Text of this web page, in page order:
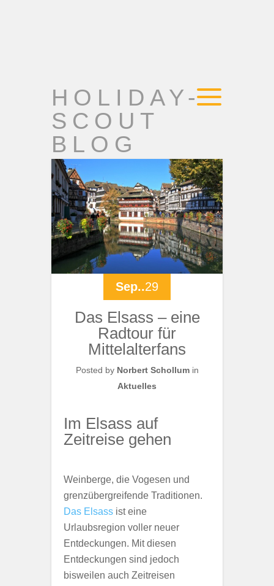
HOLIDAY-
SCOUT
BLOG
Sep..29
Das Elsass – eine
Radtour für
Mittelalterfans
Posted by Norbert Schollumin
Aktuelles
Im Elsass auf
Zeitreise gehen
Weinberge, die Vogesen und
grenzübergreifende Traditionen.
Das Elsass ist eine
Urlaubsregion voller neuer
Entdeckungen. Mit diesen
Entdeckungen sind jedoch
bisweilen auch Zeitreisen